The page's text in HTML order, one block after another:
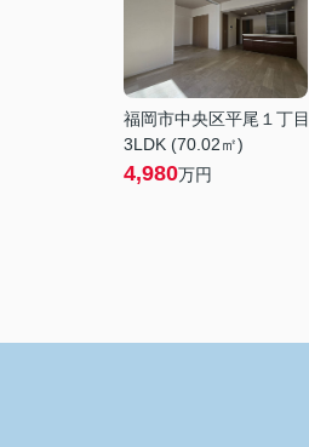
福岡市中央区平尾１丁目
3LDK (70.02㎡)
4,980万円